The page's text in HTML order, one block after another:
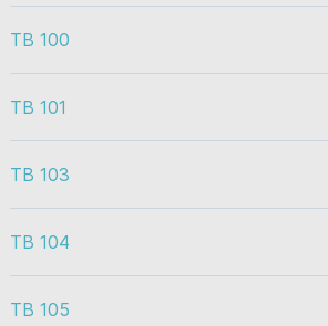
TB 100
TB 101
TB 103
TB 104
TB 105